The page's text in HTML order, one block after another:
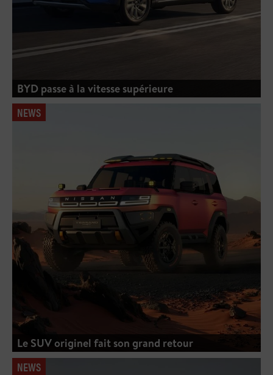
BYD passe à la vitesse supérieure
NEWS
Le SUV originel fait son grand retour
NEWS